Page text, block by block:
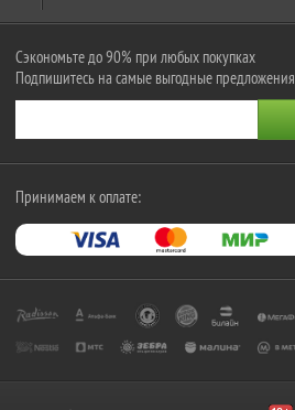
Сэкономьте до 90% при любых покупках
Подпишитесь на самые выгодные предложения
Принимаем к оплате: